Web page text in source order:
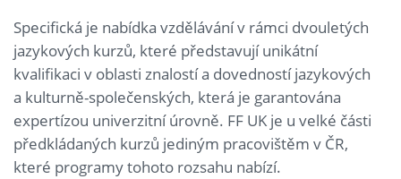
Specifická je nabídka vzdělávání v rámci dvouletých
jazykových kurzů, které představují unikátní
kvalifikaci v oblasti znalostí a dovedností jazykových
a kulturně-společenských, která je garantována
expertízou univerzitní úrovně. FF UK je u velké části
předkládaných kurzů jediným pracovištěm v ČR,
které programy tohoto rozsahu nabízí.